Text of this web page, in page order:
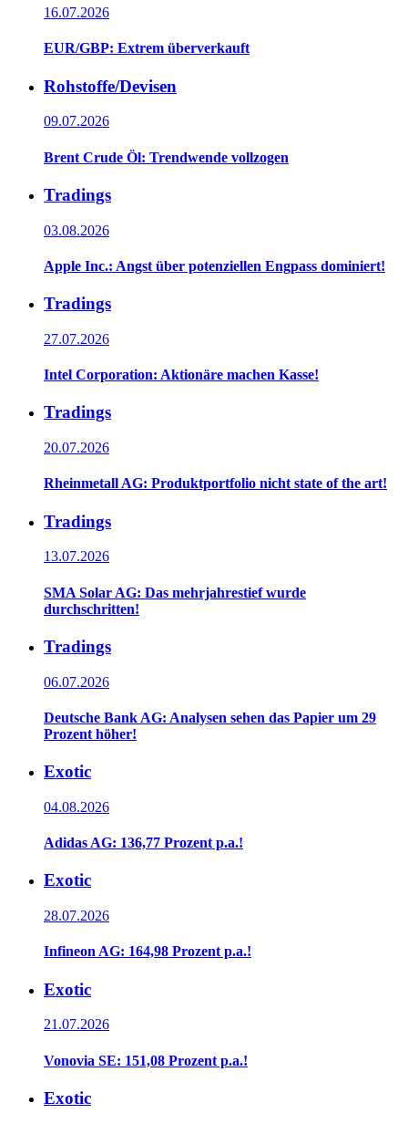
16.07.2026
EUR/GBP: Extrem überverkauft
Rohstoffe/Devisen
09.07.2026
Brent Crude Öl: Trendwende vollzogen
Tradings
03.08.2026
Apple Inc.: Angst über potenziellen Engpass dominiert!
Tradings
27.07.2026
Intel Corporation: Aktionäre machen Kasse!
Tradings
20.07.2026
Rheinmetall AG: Produktportfolio nicht state of the art!
Tradings
13.07.2026
SMA Solar AG: Das mehrjahrestief wurde
durchschritten!
Tradings
06.07.2026
Deutsche Bank AG: Analysen sehen das Papier um 29
Prozent höher!
Exotic
04.08.2026
Adidas AG: 136,77 Prozent p.a.!
Exotic
28.07.2026
Infineon AG: 164,98 Prozent p.a.!
Exotic
21.07.2026
Vonovia SE: 151,08 Prozent p.a.!
Exotic